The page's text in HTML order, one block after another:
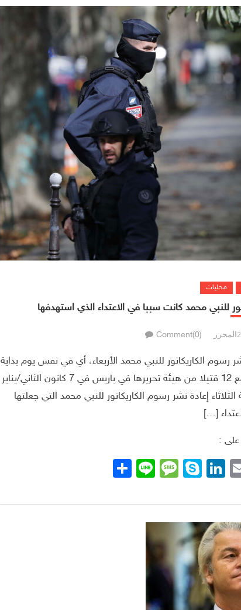
محليات
للنبي محمد كانت سببا في الاعتداء الذي استهدفها
المحرر Comment(0)
رسوم الكاريكاتور للنبي محمد الأربعاء، أي في نفس يوم بداية
محاكمة شركاء الجهاديين الذين نفذوا الاعتداء الإرهابي الذي أوقع 12 قتيلا من هيئة تحريرها في باريس في 7 كانون الثاني/يناير
إعادة نشر رسوم الكاريكاتور للنبي محمد التي جعلتها
[…]
على :
Email
LinkedIn
Skype
Message
Line